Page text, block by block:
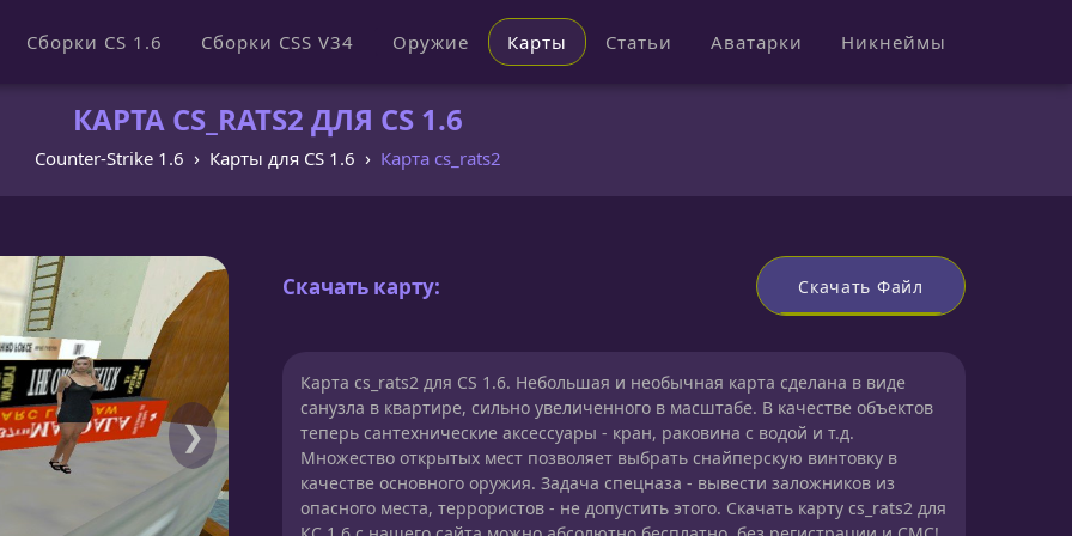
Сборки CS 1.6 Сборки CSS V34 Оружие Карты Статьи Аватарки Никнеймы
КАРТА CS_RATS2 ДЛЯ CS 1.6
Counter-Strike 1.6 Карты для CS 1.6 Карта cs_rats2
❯
Скачать карту: Скачать Файл
Карта cs_rats2 для CS 1.6. Небольшая и необычная карта сделана в виде
санузла в квартире, сильно увеличенного в масштабе. В качестве объектов
теперь сантехнические аксессуары - кран, раковина с водой и т.д.
Множество открытых мест позволяет выбрать снайперскую винтовку в
качестве основного оружия. Задача спецназа - вывести заложников из
опасного места, террористов - не допустить этого. Скачать карту cs_rats2 для